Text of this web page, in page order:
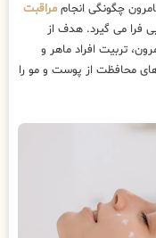
چگونگی انجام مراقبت
فرا می گیرد. هدف از
تربیت افراد ماهر و
محافظت از پوست و مو را